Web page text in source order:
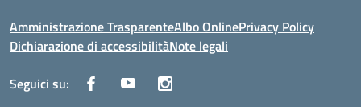
Amministrazione TrasparenteAlbo OnlinePrivacy Policy
Dichiarazione di accessibilitàNote legali
Seguici su: